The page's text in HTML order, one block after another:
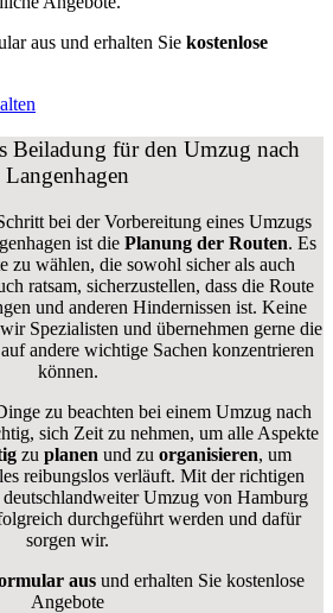
aus und erhalten Sie kostenlose
Beiladung für den Umzug nach
Langenhagen
bei der Vorbereitung eines Umzugs
ist diePlanung der Routen. Es
zu wählen, die sowohl sicher als auch
ratsam, sicherzustellen, dass die Route
und anderen Hindernissen ist. Keine
Spezialisten und übernehmen gerne die
andere wichtige Sachen konzentrieren
können.
zu beachten bei einem Umzug nach
sich Zeit zu nehmen, um alle Aspekte
zu planen und zu organisieren, um
reibungslos verläuft. Mit der richtigen
Umzug von Hamburg
durchgeführt werden und dafür
sorgen wir.
aus und erhalten Sie kostenlose
Angebote